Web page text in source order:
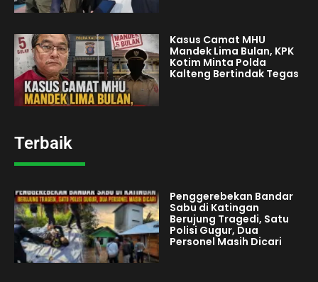
Kasus Camat MHU
Mandek Lima Bulan, KPK
Kotim Minta Polda
Kalteng Bertindak Tegas
Terbaik
Penggerebekan Bandar
Sabu di Katingan
Berujung Tragedi, Satu
Polisi Gugur, Dua
Personel Masih Dicari